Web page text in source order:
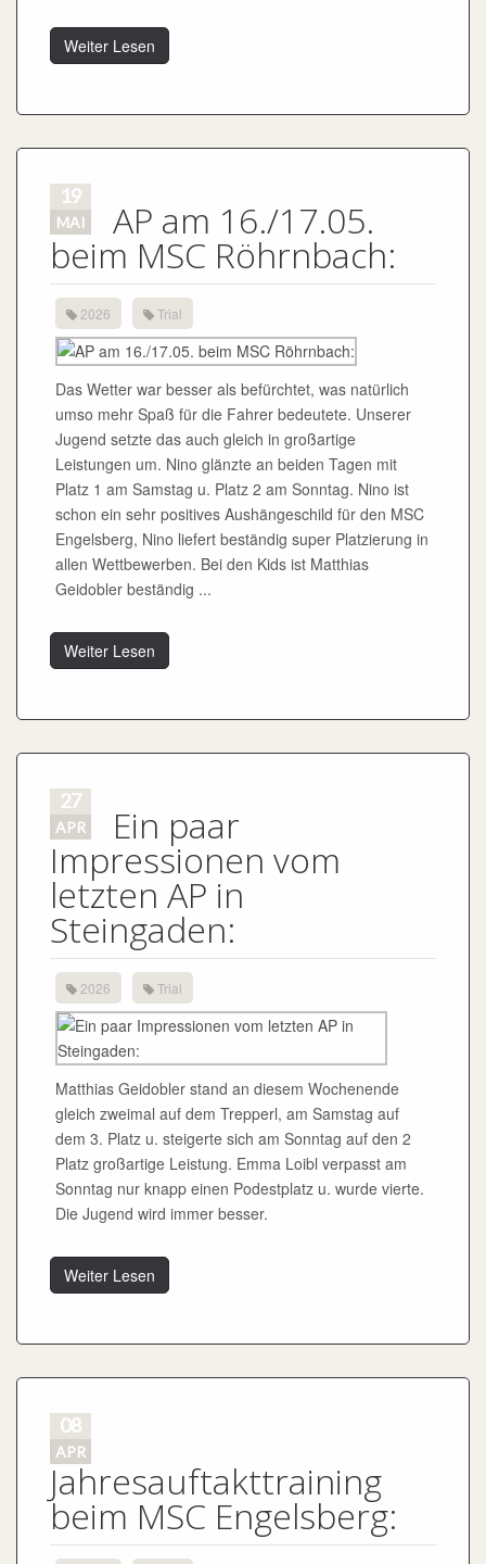
Weiter Lesen
19
MAI AP am 16./17.05.
beim MSC Röhrnbach:
2026 Trial
Das Wetter war besser als befürchtet, was natürlich
umso mehr Spaß für die Fahrer bedeutete. Unserer
Jugend setzte das auch gleich in großartige
Leistungen um. Nino glänzte an beiden Tagen mit
Platz 1 am Samstag u. Platz 2 am Sonntag. Nino ist
schon ein sehr positives Aushängeschild für den MSC
Engelsberg, Nino liefert beständig super Platzierung in
allen Wettbewerben. Bei den Kids ist Matthias
Geidobler beständig ...
Weiter Lesen
27
APR Ein paar
Impressionen vom
letzten AP in
Steingaden:
2026 Trial
Matthias Geidobler stand an diesem Wochenende
gleich zweimal auf dem Trepperl, am Samstag auf
dem 3. Platz u. steigerte sich am Sonntag auf den 2
Platz großartige Leistung. Emma Loibl verpasst am
Sonntag nur knapp einen Podestplatz u. wurde vierte.
Die Jugend wird immer besser.
Weiter Lesen
08
APR
Jahresauftakttraining
beim MSC Engelsberg: